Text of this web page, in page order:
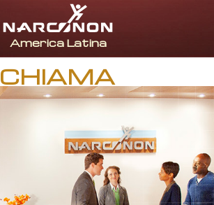
spagnolo
inglese
portoghese
italiano
olandese
tedesco
croato
CHIAMA